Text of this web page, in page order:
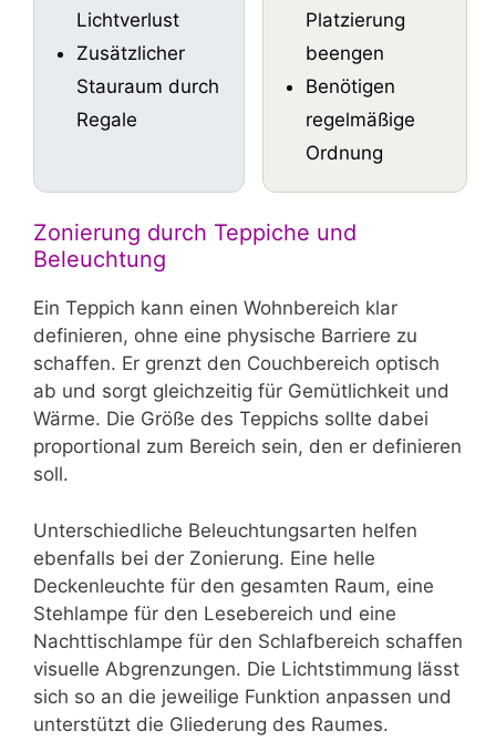
Lichtverlust
Zusätzlicher
Stauraum durch
Regale
Platzierung
beengen
Benötigen
regelmäßige
Ordnung
Zonierung durch Teppiche und
Beleuchtung
Ein Teppich kann einen Wohnbereich klar
definieren, ohne eine physische Barriere zu
schaffen. Er grenzt den Couchbereich optisch
ab und sorgt gleichzeitig für Gemütlichkeit und
Wärme. Die Größe des Teppichs sollte dabei
proportional zum Bereich sein, den er definieren
soll.
Unterschiedliche Beleuchtungsarten helfen
ebenfalls bei der Zonierung. Eine helle
Deckenleuchte für den gesamten Raum, eine
Stehlampe für den Lesebereich und eine
Nachttischlampe für den Schlafbereich schaffen
visuelle Abgrenzungen. Die Lichtstimmung lässt
sich so an die jeweilige Funktion anpassen und
unterstützt die Gliederung des Raumes.